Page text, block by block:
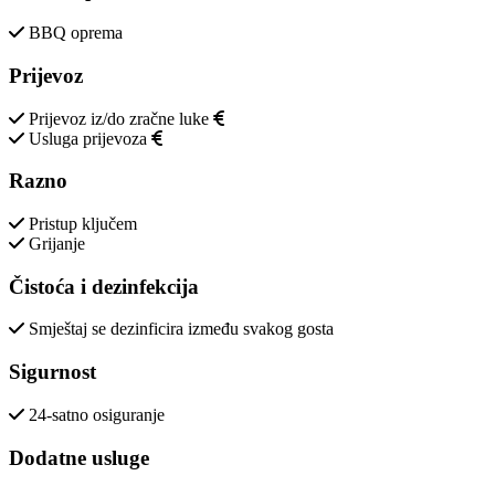
BBQ oprema
Prijevoz
Prijevoz iz/do zračne luke
Usluga prijevoza
Razno
Pristup ključem
Grijanje
Čistoća i dezinfekcija
Smještaj se dezinficira između svakog gosta
Sigurnost
24-satno osiguranje
Dodatne usluge